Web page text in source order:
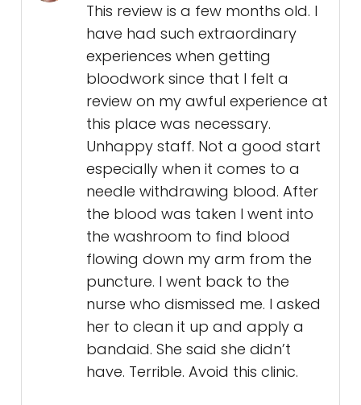
This review is a few months old. I
have had such extraordinary
experiences when getting
bloodwork since that I felt a
review on my awful experience at
this place was necessary.
Unhappy staff. Not a good start
especially when it comes to a
needle withdrawing blood. After
the blood was taken I went into
the washroom to find blood
flowing down my arm from the
puncture. I went back to the
nurse who dismissed me. I asked
her to clean it up and apply a
bandaid. She said she didn’t
have. Terrible. Avoid this clinic.